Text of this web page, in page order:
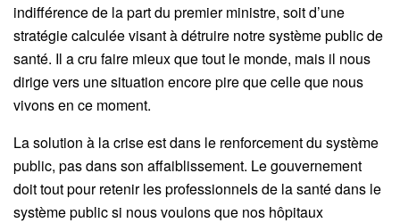
indifférence de la part du premier ministre, soit d’une
stratégie calculée visant à détruire notre système public de
santé. Il a cru faire mieux que tout le monde, mais il nous
dirige vers une situation encore pire que celle que nous
vivons en ce moment.
La solution à la crise est dans le renforcement du système
public, pas dans son affaiblissement. Le gouvernement
doit tout pour retenir les professionnels de la santé dans le
système public si nous voulons que nos hôpitaux